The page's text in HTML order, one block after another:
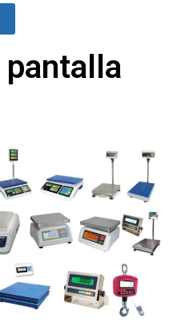
pantalla